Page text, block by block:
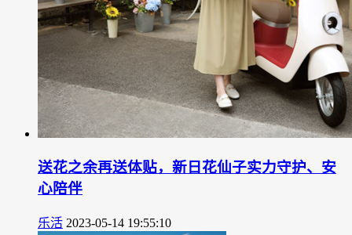
送花之余再送体贴，新日花仙子实力守护、安
心陪伴
乐活 2023-05-14 19:55:10